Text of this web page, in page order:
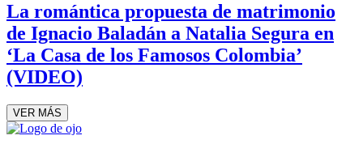
La romántica propuesta de matrimonio
de Ignacio Baladán a Natalia Segura en
‘La Casa de los Famosos Colombia’
(VIDEO)
VER MÁS